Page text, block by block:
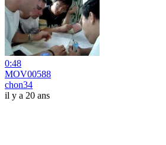
0:48
MOV00588
chon34
il y a 20 ans